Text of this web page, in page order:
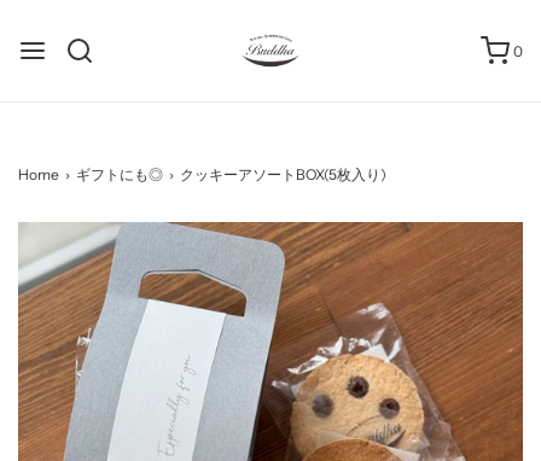
0
Home › ギフトにも◎ › クッキーアソートBOX(5枚入り)